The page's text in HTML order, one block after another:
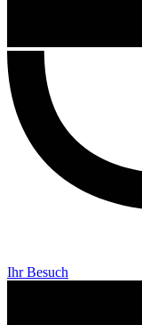
Ihr Besuch